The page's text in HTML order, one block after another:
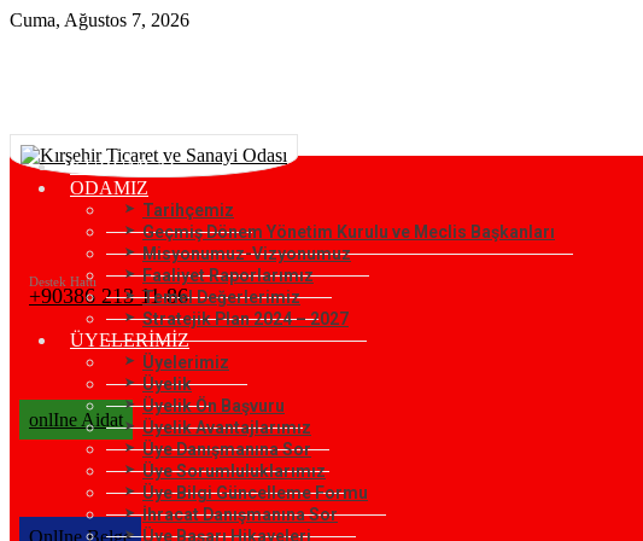
Cuma, Ağustos 7, 2026
Destek Hattı
+90386 213 11 86
onlIne Aidat
OnlIne Belge
KURUMSAL
ODAMIZ
Tarihçemiz
Geçmiş Dönem Yönetim Kurulu ve Meclis Başkanları
Misyonumuz-Vizyonumuz
Faaliyet Raporlarımız
Temel Değerlerimiz
Stratejik Plan 2024 – 2027
ÜYELERİMİZ
Üyelerimiz
Üyelik
Üyelik Ön Başvuru
Üyelik Avantajlarımız
Üye Danışmanına Sor
Üye Sorumluluklarımız
Üye Bilgi Güncelleme Formu
İhracat Danışmanına Sor
Üye Başarı Hikayeleri